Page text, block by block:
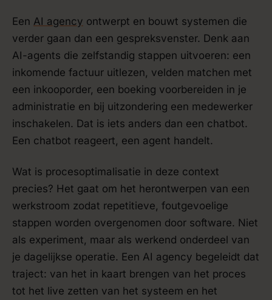
Een AI agency ontwerpt en bouwt systemen die
verder gaan dan een gespreksvenster. Denk aan
AI-agents die zelfstandig stappen uitvoeren: een
inkomende factuur uitlezen, velden matchen met
een inkooporder, een boeking voorbereiden in je
administratie en bij uitzondering een medewerker
inschakelen. Dat is iets anders dan een chatbot.
Een chatbot reageert, een agent handelt.
Wat is procesoptimalisatie in deze context
precies? Het gaat om het herontwerpen van een
werkstroom zodat repetitieve, foutgevoelige
stappen worden overgenomen door software. Niet
als experiment, maar als werkend onderdeel van
je dagelijkse operatie. Een AI agency begeleidt dat
traject: van het in kaart brengen van het proces
tot het live zetten van het systeem en het